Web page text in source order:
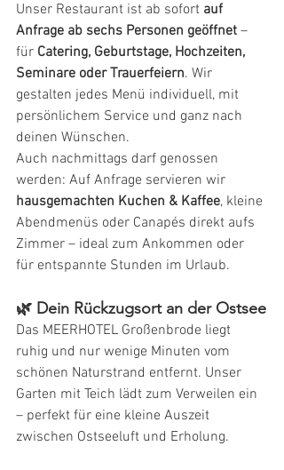
Unser Restaurant ist ab sofort auf
Anfrage ab sechs Personen geöffnet –
für Catering, Geburtstage, Hochzeiten,
Seminare oder Trauerfeiern. Wir
gestalten jedes Menü individuell, mit
persönlichem Service und ganz nach
deinen Wünschen.
Auch nachmittags darf genossen
werden: Auf Anfrage servieren wir
hausgemachten Kuchen & Kaffee, kleine
Abendmenüs oder Canapés direkt aufs
Zimmer – ideal zum Ankommen oder
für entspannte Stunden im Urlaub.
🌿 Dein Rückzugsort an der Ostsee
Das MEERHOTEL Großenbrode liegt
ruhig und nur wenige Minuten vom
schönen Naturstrand entfernt. Unser
Garten mit Teich lädt zum Verweilen ein
– perfekt für eine kleine Auszeit
zwischen Ostseeluft und Erholung.